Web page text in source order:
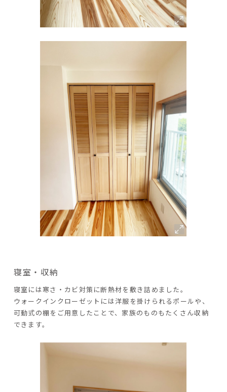
寝室・収納
寝室には寒さ・カビ対策に断熱材を敷き詰めました。
ウォークインクローゼットには洋服を掛けられるポールや、
可動式の棚をご用意したことで、家族のものもたくさん収納
できます。